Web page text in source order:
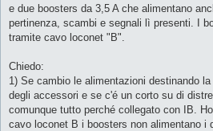
e due boosters da 3,5 A che alimentano
pertinenza, scambi e segnali lì presenti. I
tramite cavo loconet "B".
Chiedo:
1) Se cambio le alimentazioni destinando
degli accessori e se c'é un corto su di
comunque tutto perché collegato con IB.
cavo loconet B i boosters non alimentano i